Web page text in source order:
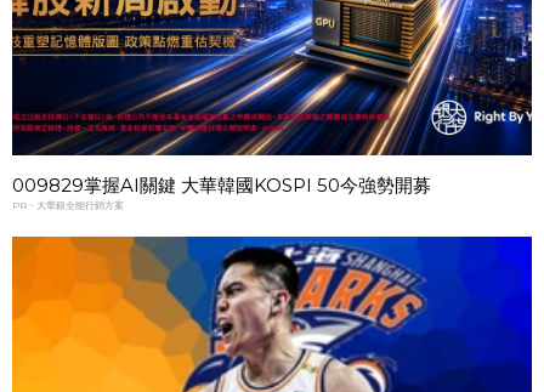
009829掌握AI關鍵 大華韓國KOSPI 50今強勢開募
PR・大華銀全能行銷方案